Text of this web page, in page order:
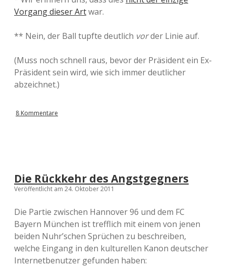
Vorgang dieser Artwar.
** Nein, der Ball tupfte deutlich vorder Linie auf.
(Muss noch schnell raus, bevor der Präsident ein Ex-
Präsident sein wird, wie sich immer deutlicher
abzeichnet.)
8 Kommentare
Die Rückkehr des Angstgegners
Veröffentlicht am 24. Oktober 2011
Die Partie zwischen Hannover 96 und dem FC
Bayern München ist trefflich mit einem von jenen
beiden Nuhr’schen Sprüchen zu beschreiben,
welche Eingang in den kulturellen Kanon deutscher
Internetbenutzer gefunden haben: